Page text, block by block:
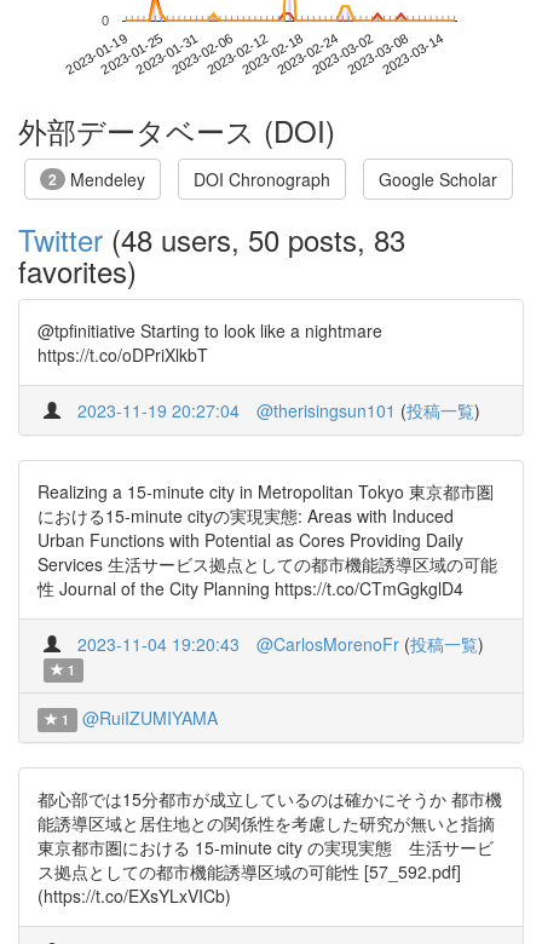
2023-01-192023-01-252023-01-312023-02-062023-02-122023-02-182023-02-242023-03-022023-03-082023-03-14
0
外部データベース (DOI)
2 Mendeley DOI Chronograph Google Scholar
Twitter (48 users, 50 posts, 83
favorites)
@tpfinitiative Starting to look like a nightmare
https://t.co/oDPriXlkbT
2023-11-19 20:27:04 @therisingsun101 (投稿一覧)
Realizing a 15-minute city in Metropolitan Tokyo 東京都市圏
における15-minute cityの実現実態: Areas with Induced
Urban Functions with Potential as Cores Providing Daily
Services 生活サービス拠点としての都市機能誘導区域の可能
性 Journal of the City Planning https://t.co/CTmGgkglD4
2023-11-04 19:20:43 @CarlosMorenoFr (投稿一覧)
1
1 @RuiIZUMIYAMA
都心部では15分都市が成立しているのは確かにそうか 都市機
能誘導区域と居住地との関係性を考慮した研究が無いと指摘
東京都市圏における 15-minute city の実現実態 生活サービ
ス拠点としての都市機能誘導区域の可能性 [57_592.pdf]
(https://t.co/EXsYLxVICb)